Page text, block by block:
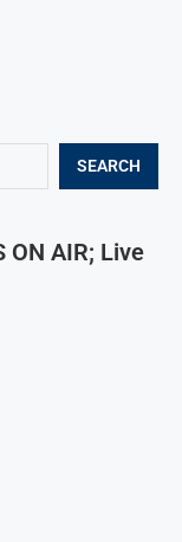
SEARCH
ON AIR; Live